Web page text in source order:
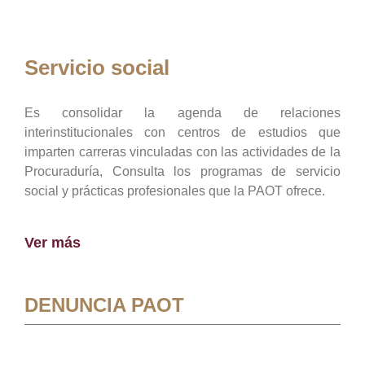
Servicio social
Es consolidar la agenda de relaciones
interinstitucionales con centros de estudios que
imparten carreras vinculadas con las actividades de la
Procuraduría, Consulta los programas de servicio
social y prácticas profesionales que la PAOT ofrece.
Ver más
DENUNCIA PAOT